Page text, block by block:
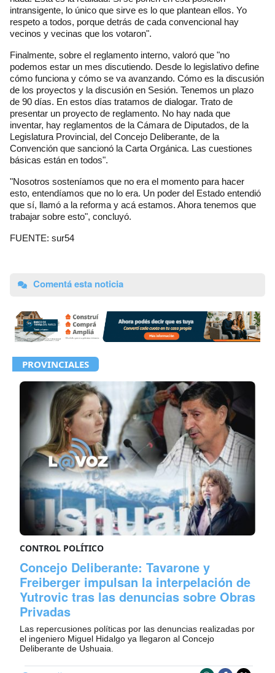
intransigente, lo único que sirve es lo que plantean ellos. Yo
respeto a todos, porque detrás de cada convencional hay
vecinos y vecinas que los votaron".
Finalmente, sobre el reglamento interno, valoró que "no
podemos estar un mes discutiendo. Desde lo legislativo define
cómo funciona y cómo se va avanzando. Cómo es la discusión
de los proyectos y la discusión en Sesión. Tenemos un plazo
de 90 días. En estos días tratamos de dialogar. Trato de
presentar un proyecto de reglamento. No hay nada que
inventar, hay reglamentos de la Cámara de Diputados, de la
Legislatura Provincial, del Concejo Deliberante, de la
Convención que sancionó la Carta Orgánica. Las cuestiones
básicas están en todos".
"Nosotros sosteníamos que no era el momento para hacer
esto, entendíamos que no lo era. Un poder del Estado entendió
que sí, llamó a la reforma y acá estamos. Ahora tenemos que
trabajar sobre esto", concluyó.
FUENTE: sur54
Comentá esta noticia
PROVINCIALES
CONTROL POLÍTICO
Concejo Deliberante: Tavarone y
Freiberger impulsan la interpelación de
Yutrovic tras las denuncias sobre Obras
Privadas
Las repercusiones políticas por las denuncias realizadas por
el ingeniero Miguel Hidalgo ya llegaron al Concejo
Deliberante de Ushuaia.